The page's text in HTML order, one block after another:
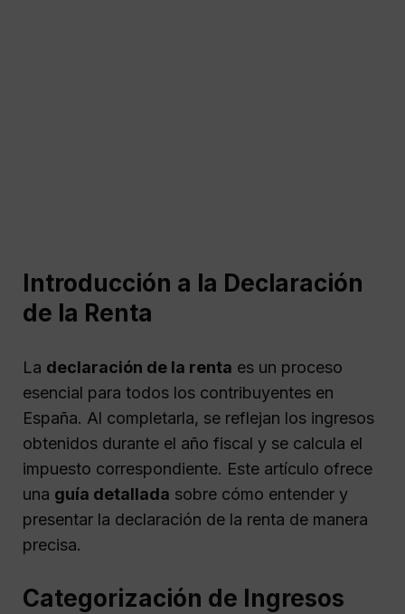
Introducción a la Declaración
de la Renta
La declaración de la renta es un proceso
esencial para todos los contribuyentes en
España. Al completarla, se reflejan los ingresos
obtenidos durante el año fiscal y se calcula el
impuesto correspondiente. Este artículo ofrece
una guía detallada sobre cómo entender y
presentar la declaración de la renta de manera
precisa.
Categorización de Ingresos